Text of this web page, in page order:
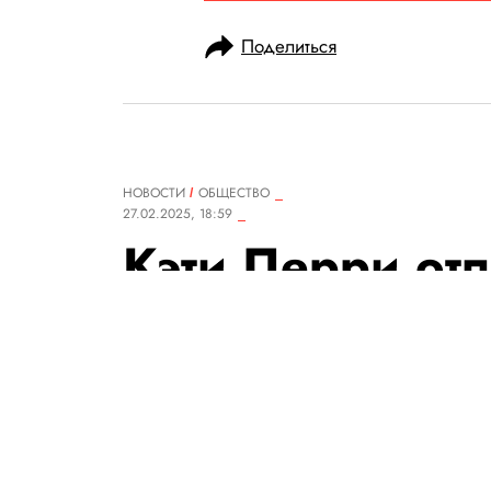
Поделиться
НОВОСТИ
ОБЩЕСТВО
27.02.2025, 18:59
Кэти Перри